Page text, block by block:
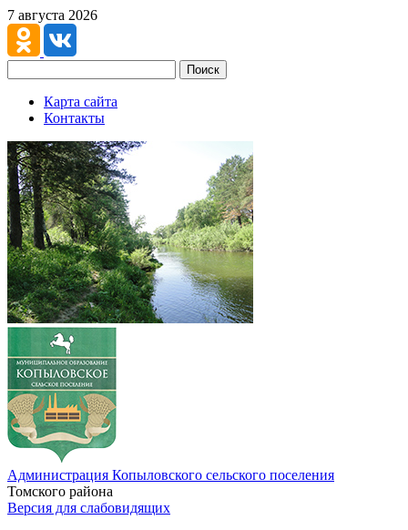
7 августа 2026
Поиск
Карта сайта
Контакты
Администрация Копыловского сельского поселения
Томского района
Версия для слабовидящих